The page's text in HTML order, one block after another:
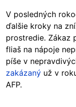
V posledných
ďalšie kroky na
prostredie. Zákaz
fliaš na nápoje
píše v
zakázaný už v
AFP.